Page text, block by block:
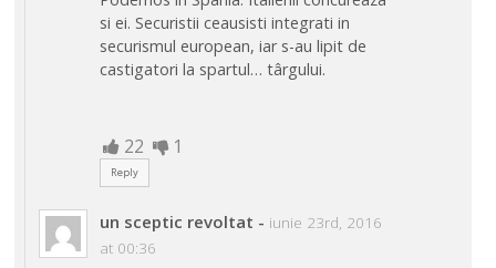
si ei. Securistii ceausisti integrati in
securismul european, iar s-au lipit de
castigatori la spartul… târgului.
22 1
Reply
un sceptic revoltat - iunie 23rd, 2016
at 00:36